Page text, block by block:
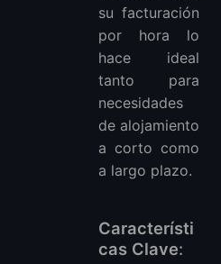
su facturación
por hora lo
hace ideal
tanto para
necesidades
de alojamiento
a corto como
a largo plazo.
Característi
cas Clave: